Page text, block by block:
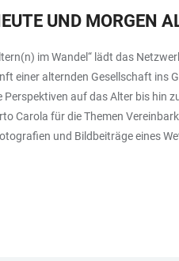
UND MORGEN
im Wandel“ lädt das
einer alternden Gesellschaft ins
auf das Alter bis hin
Carola für die Themen
und Bildbeiträge eines